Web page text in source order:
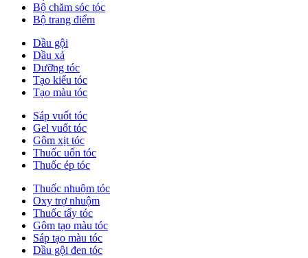
Bộ chăm sóc tóc
Bộ trang điểm
Dầu gội
Dầu xả
Dưỡng tóc
Tạo kiểu tóc
Tạo màu tóc
Sáp vuốt tóc
Gel vuốt tóc
Gôm xịt tóc
Thuốc uốn tóc
Thuốc ép tóc
Thuốc nhuộm tóc
Oxy trợ nhuộm
Thuốc tẩy tóc
Gôm tạo màu tóc
Sáp tạo màu tóc
Dầu gội đen tóc